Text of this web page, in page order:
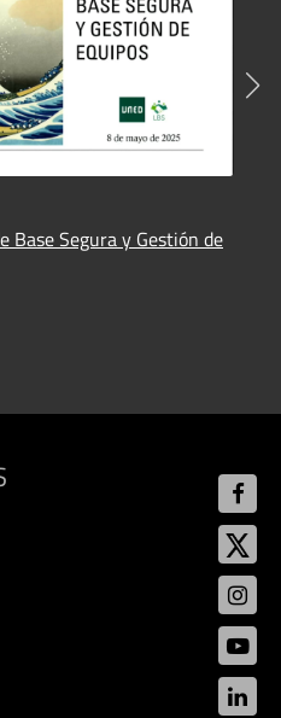
Base Segura y Gestión de